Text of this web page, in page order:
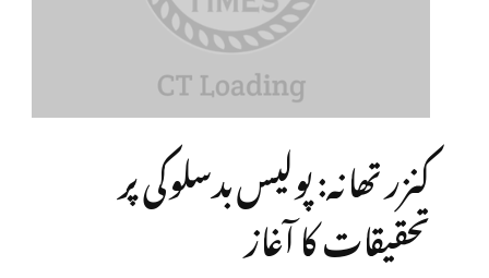
کنزر تھانہ: پولیس بدسلوکی پر
تحقیقات کا آغاز